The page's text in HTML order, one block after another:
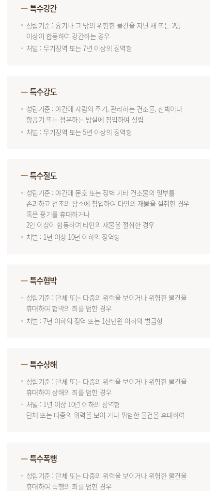
특수강간
성립기준 : 흉기나 그 밖의 위험한 물건을 지닌 채 또는 2명
이상이 합동하여 강간하는 경우
처벌 : 무기징역 또는 7년 이상의 징역형
특수강도
성립기준 : 야간에 사람의 주거, 관리하는 건조물, 선박이나
항공기 또는 점유하는 방실에 침입하여 성립
처벌 : 무기징역 또는 5년 이상의 징역형
특수절도
성립기준 : 야간에 문호 또는 장벽 기타 건조물의 일부를
손괴하고 전조의 장소에 침입하여 타인의 재물을 절취한 경우
혹은 흉기를 휴대하거나
2인 이상이 합동하여 타인의 재물을 절취한 경우
처벌 : 1년 이상 10년 이하의 징역형
특수협박
성립기준 : 단체 또는 다중의 위력을 보이거나 위험한 물건을
휴대하여 협박의 죄를 범한 경우
처벌 : 7년 이하의 징역 또는 1천만원 이하의 벌금형
특수상해
성립기준 : 단체 또는 다중의 위력을 보이거나 위험한 물건을
휴대하여 상해의 죄를 범한 경우
처벌 : 1년 이상 10년 이하의 징역형
단체 또는 다중의 위력을 보이 거나 위험한 물건을 휴대하여
특수폭행
성립기준 : 단체 또는 다중의 위력을 보이거나 위험한 물건을
휴대하여 폭행의 죄를 범한 경우